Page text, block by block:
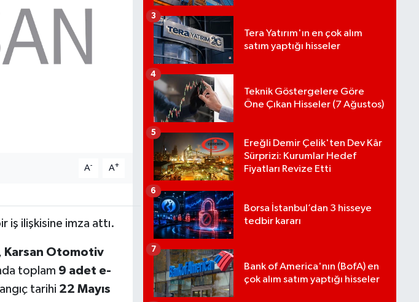
A- A+
iş ilişkisine imza attı.
Karsan Otomotiv
toplam 9 adet e-
tarihi 22 Mayıs
Tera Yatırım'ın en çok alım
satım yaptığı hisseler
3
Teknik Göstergelere Göre
Öne Çıkan Hisseler (7 Ağustos)
4
Ereğli Demir Çelik'ten Dev Kâr
Sürprizi: Kurumlar Hedef
Fiyatları Revize Etti
5
Borsa İstanbul’dan 3 hisseye
tedbir kararı
6
Bank of America'nın (BofA) en
çok alım satım yaptığı hisseler
7